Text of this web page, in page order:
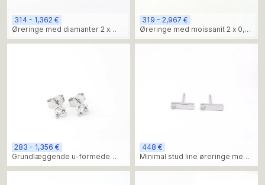
314 - 1,362 €
Øreringe med diamanter 2 x
0,25 ct
319 - 2,967 €
Øreringe med moissanit 2 x 0,50
ct
283 - 1,356 €
Grundlæggende u-formede
knopper
448 €
Minimal stud line øreringe med
en diamant